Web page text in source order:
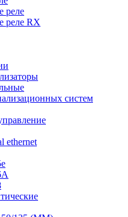
реле
реле RX
систем
ethernet